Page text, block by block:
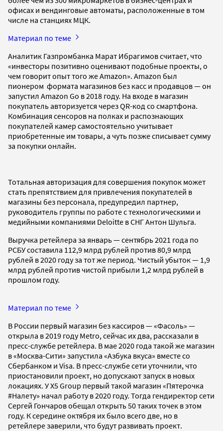
офисах и вендинговые автоматы, расположенные в том
числе на станциях МЦК.
Материал по теме
Аналитик Газпромбанка Марат Ибрагимов считает, что
«инвесторы позитивно оценивают подобные проекты, о
чем говорит опыт того же Amazon». Amazon был
пионером формата магазинов без касс и продавцов — он
запустил Amazon Go в 2018 году. На входе в магазин
покупатель авторизуется через QR-код со смартфона.
Комбинация сенсоров на полках и распознающих
покупателей камер самостоятельно учитывает
приобретенные им товары, а чуть позже списывает сумму
за покупки онлайн.
Тотальная авторизация для совершения покупок может
стать препятствием для привлечения покупателей в
магазины без персонала, предупредил партнер,
руководитель группы по работе с технологическими и
медийными компаниями Deloitte в СНГ Антон Шульга.
Выручка ретейлера за январь — сентябрь 2021 года по
РСБУ составила 112,9 млрд рублей против 80,9 млрд
рублей в 2020 году за тот же период. Чистый убыток — 1,9
млрд рублей против чистой прибыли 1,2 млрд рублей в
прошлом году.
Материал по теме
В России первый магазин без кассиров — «Фасоль» —
открыла в 2019 году Metro, сейчас их два, рассказали в
пресс-службе ретейлера. В мае 2020 года такой же магазин
в «Москва-Сити» запустила «Азбука вкуса» вместе со
Сбербанком и Visa. В пресс-службе сети уточнили, что
приостановили проект, но допускают запуск в новых
локациях. У X5 Group первый такой магазин «Пятерочка
#Налету» начал работу в 2020 году. Тогда гендиректор сети
Сергей Гончаров обещал открыть 50 таких точек в этом
году. К середине октября их было всего две, но в
ретейлере заверили, что будут развивать проект.